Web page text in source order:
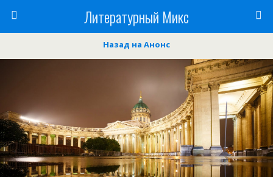
Литературный Микс
Назад на Анонс